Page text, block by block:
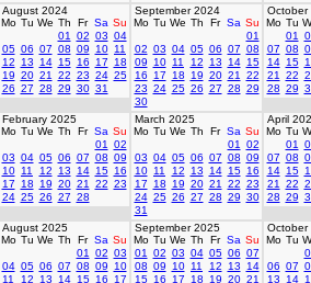
August 2024
Mo Tu We Th Fr Sa Su
01
02 03 04
05 06 07 08 09 10 11
12
13 14 15 16 17
18
19 20 21 22 23 24 25
26 27 28 29 30 31
September 2024
Mo Tu We Th Fr Sa Su
01
02 03 04 05 06 07 08
09
10 11 12 13 14 15
16
17 18 19 20 21
22
23 24 25 26 27 28 29
30
October
Mo Tu
01
07 08
14 15
21
22
28 29
February 2025
Mo Tu We Th Fr Sa Su
01
02
03 04 05 06 07 08 09
10 11 12 13 14 15 16
17
18 19 20 21 22 23
24 25 26 27 28
March 2025
Mo Tu We Th Fr Sa Su
01
02
03 04 05 06 07 08 09
10 11 12 13 14 15 16
17
18 19 20 21 22 23
24 25 26 27 28 29 30
31
April
Mo Tu
01
07 08
14 15
21
22
28 29
August 2025
Mo Tu We Th Fr Sa Su
01
02 03
04 05 06 07 08 09
10
11
12 13 14 15 16 17
September 2025
Mo Tu We Th Fr Sa Su
01
02 03 04 05 06 07
08 09 10 11 12 13
14
15 16 17 18 19 20 21
October
Mo Tu
06 07
13
14